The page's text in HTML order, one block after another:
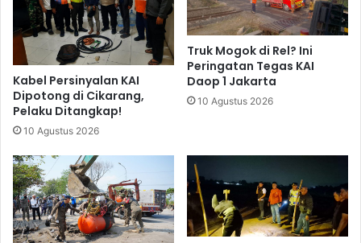
Kabel Persinyalan KAI
Dipotong di Cikarang,
Pelaku Ditangkap!
10 Agustus 2026
Truk Mogok di Rel? Ini
Peringatan Tegas KAI
Daop 1 Jakarta
10 Agustus 2026